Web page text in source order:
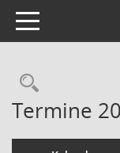
Toggle navigation
Termine